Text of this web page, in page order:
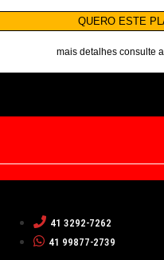
QUERO ESTE
mais detalhes consulte
41 3292-7262
41 99877-2739